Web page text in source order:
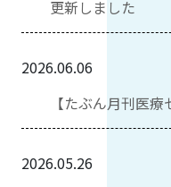
更新しました
2026.06.06
【たぶん月刊医
2026.05.26